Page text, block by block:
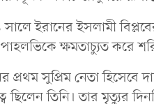
ইরানের ইসলামী
ক্ষমতাচ্যুত করে
প্রথম সুপ্রিম নেতা
ছিলেন তিনি। তার মৃত্যুর